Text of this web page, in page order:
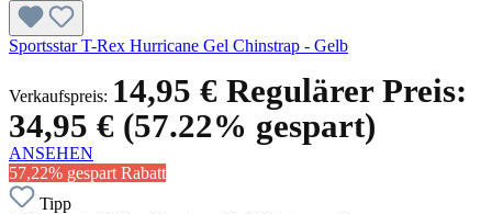
Sportsstar T-Rex Hurricane Gel Chinstrap - Gelb
Verkaufspreis: 14,95 € Regulärer Preis:
34,95 € (57.22% gespart)
ANSEHEN
57,22% gespart Rabatt
Tipp